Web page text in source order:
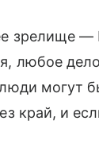
зрелище —
любое
могут
край, и